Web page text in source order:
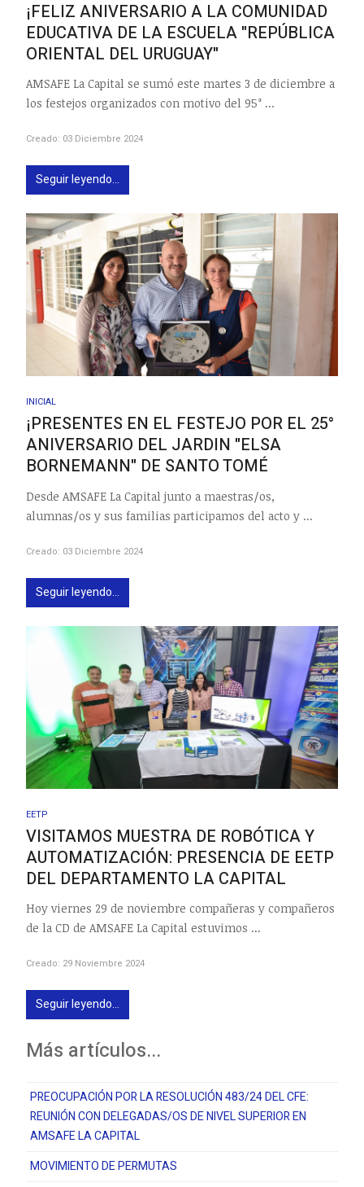
¡FELIZ ANIVERSARIO A LA COMUNIDAD
EDUCATIVA DE LA ESCUELA "REPÚBLICA
ORIENTAL DEL URUGUAY"
AMSAFE La Capital se sumó este martes 3 de diciembre a
los festejos organizados con motivo del 95° ...
Creado: 03 Diciembre 2024
Seguir leyendo...
INICIAL
¡PRESENTES EN EL FESTEJO POR EL 25°
ANIVERSARIO DEL JARDIN "ELSA
BORNEMANN" DE SANTO TOMÉ
Desde AMSAFE La Capital junto a maestras/os,
alumnas/os y sus familias participamos del acto y ...
Creado: 03 Diciembre 2024
Seguir leyendo...
EETP
VISITAMOS MUESTRA DE ROBÓTICA Y
AUTOMATIZACIÓN: PRESENCIA DE EETP
DEL DEPARTAMENTO LA CAPITAL
Hoy viernes 29 de noviembre compañeras y compañeros
de la CD de AMSAFE La Capital estuvimos ...
Creado: 29 Noviembre 2024
Seguir leyendo...
Más artículos...
PREOCUPACIÓN POR LA RESOLUCIÓN 483/24 DEL CFE:
REUNIÓN CON DELEGADAS/OS DE NIVEL SUPERIOR EN
AMSAFE LA CAPITAL
MOVIMIENTO DE PERMUTAS